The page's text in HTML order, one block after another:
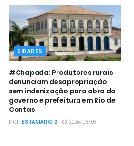
CIDADES
#Chapada: Produtores rurais
denunciam desapropriação
sem indenização para obra do
governo e prefeitura em Rio de
Contas
POR ESTAGIÁRIO 2 2026/08/05